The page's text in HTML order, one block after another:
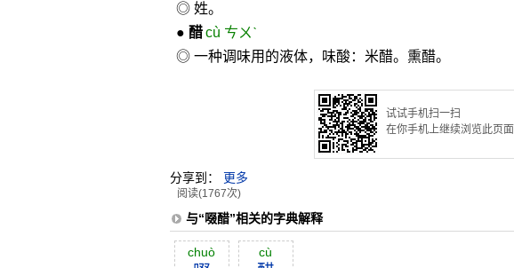
◎ 姓。
● 醋 cù ㄘㄨˋ
◎ 一种调味用的液体，味酸：米醋。熏醋。
试试手机扫一扫
在你手机上继续浏览此页面
分享到： 更多
阅读(1767次)
与“啜醋”相关的字典解释
chuò cù